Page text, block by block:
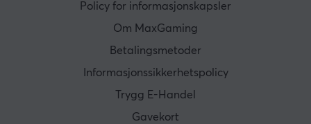
Policy for informasjonskapsler
Om MaxGaming
Betalingsmetoder
Informasjonssikkerhetspolicy
Trygg E-Handel
Gavekort